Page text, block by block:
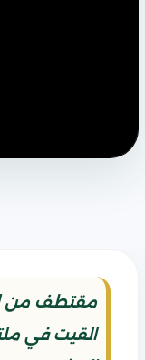
مقتطف من
القيت في